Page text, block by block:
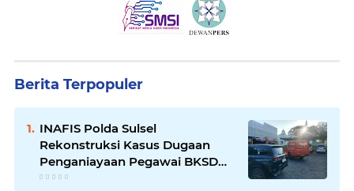
Berita Terpopuler
INAFIS Polda Sulsel
Rekonstruksi Kasus Dugaan
Penganiayaan Pegawai BKSDM
Soppeng